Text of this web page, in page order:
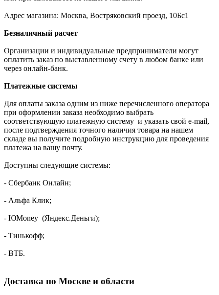
Адрес магазина: Москва, Востряковский проезд, 10Бс1
Безналичный расчет
Организации и индивидуальные предприниматели могут
оплатить заказ по выставленному счету в любом банке или
через онлайн-банк.
Платежные системы
Для оплаты заказа одним из ниже перечисленного оператора
при оформлении заказа необходимо выбрать
соответствующую платежную систему и указать свой e-mail,
после подтверждения точного наличия товара на нашем
складе вы получите подробную инструкцию для проведения
платежа на вашу почту.
Доступны следующие системы:
- Сбербанк Онлайн;
- Альфа Клик;
- ЮMoney (Яндекс.Деньги);
- Тинькофф;
- ВТБ.
Доставка по Москве и области